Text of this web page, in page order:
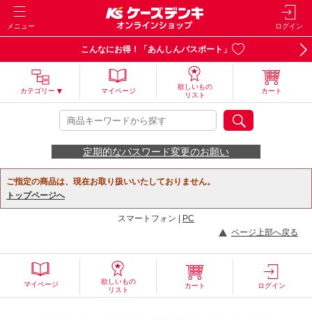
メニュー ログイン
こんなにお得！「あんしんパスポート」
カテゴリー マイページ
欲しいもの
リスト
カート
定期的なパスワード変更のお願い
ご指定の商品は、現在お取り扱いいたしておりません。
トップページへ
スマートフォン |
PC
ページ上部へ戻る
マイページ
欲しいもの
リスト
カート ログイン